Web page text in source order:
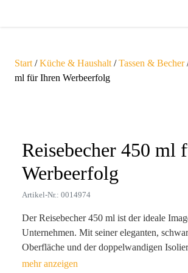
Start /Küche & Haushalt /Tassen & Becher
ml für Ihren Werbeerfolg
Reisebecher 450 ml
Werbeerfolg
Artikel-Nr.: 0014974
Der Reisebecher 450 ml ist der ideale
Unternehmen. Mit seiner eleganten,
Oberfläche und der doppelwandigen
Getränke bis zu 4 Stunden heiß. Die